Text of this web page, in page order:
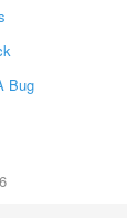
Bug